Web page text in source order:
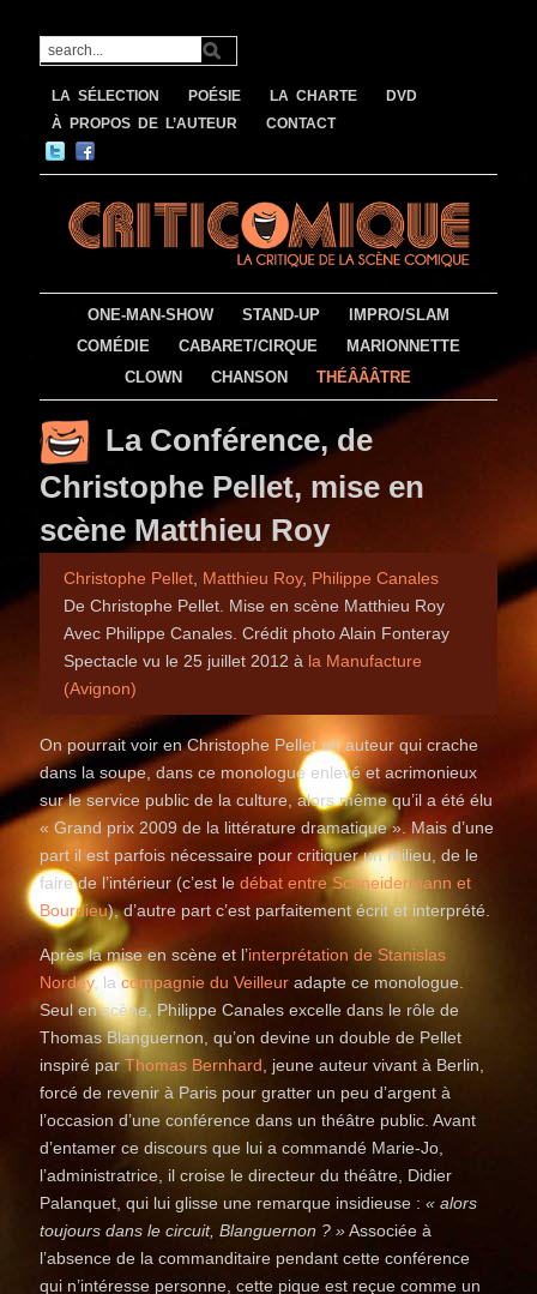
LA SÉLECTION POÉSIE LA CHARTE
DVD
À PROPOS DE L’AUTEUR
CONTACT
ONE-MAN-SHOW STAND-UP
IMPRO/SLAM
COMÉDIE
CABARET/CIRQUE
MARIONNETTE
CLOWN
CHANSON THÉÂÂÂTRE
La Conférence, de
Christophe Pellet, mise en
scène Matthieu Roy
Christophe Pellet Matthieu Roy, Philippe Canales
De Christophe Pellet. Mise en scène Matthieu Roy
Avec Philippe Canales. Crédit photo Alain Fonteray
Spectacle vu le 25 juillet 2012 à la Manufacture
(Avignon)
On pourrait voir en Christophe Pellet un auteur qui crache
dans la soupe, dans ce monologue enlevé et acrimonieux
sur le service public de la culture, alors même qu’il a été élu
« Grand prix 2009 de la littérature dramatique ». Mais d’une
part il est parfois nécessaire pour critiquer un milieu, de le
faire de l’intérieur (c’est ledébat entre Schneidermann et
Bourdieu), d’autre part c’est parfaitement écrit et interprété.
Après la mise en scène et l’interprétation de Stanislas
Nordey, lacompagnie du Veilleur adapte ce monologue.
Seul en scène, Philippe Canales excelle dans le rôle de
Thomas Blanguernon, qu’on devine un double de Pellet
inspiré parThomas Bernhard , jeune auteur vivant à Berlin,
forcé de revenir à Paris pour gratter un peu d’argent à
l’occasion d’une conférence dans un théâtre public. Avant
d’entamer ce discours que lui a commandé Marie-Jo,
l’administratrice, il croise le directeur du théâtre, Didier
Palanquet, qui lui glisse une remarque insidieuse :« alors
toujours dans le circuit, Blanguernon ? »Associée à
l’absence de la commanditaire pendant cette conférence
qui n’intéresse personne, cette pique est reçue comme un